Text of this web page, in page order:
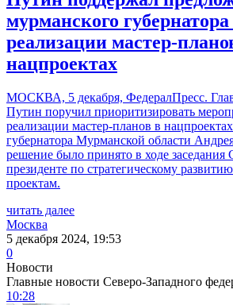
мурманского губернатора
реализации мастер-
нацпроектах
МОСКВА, 5 декабря, ФедералПресс.
Путин поручил приоритизировать
реализации мастер-планов в
губернатора Мурманской области
решение было принято в ходе заседания
президенте по стратегическому
проектам.
читать далее
Москва
5 декабря 2024, 19:53
0
Новости
Главные новости Северо-Западного
10:28